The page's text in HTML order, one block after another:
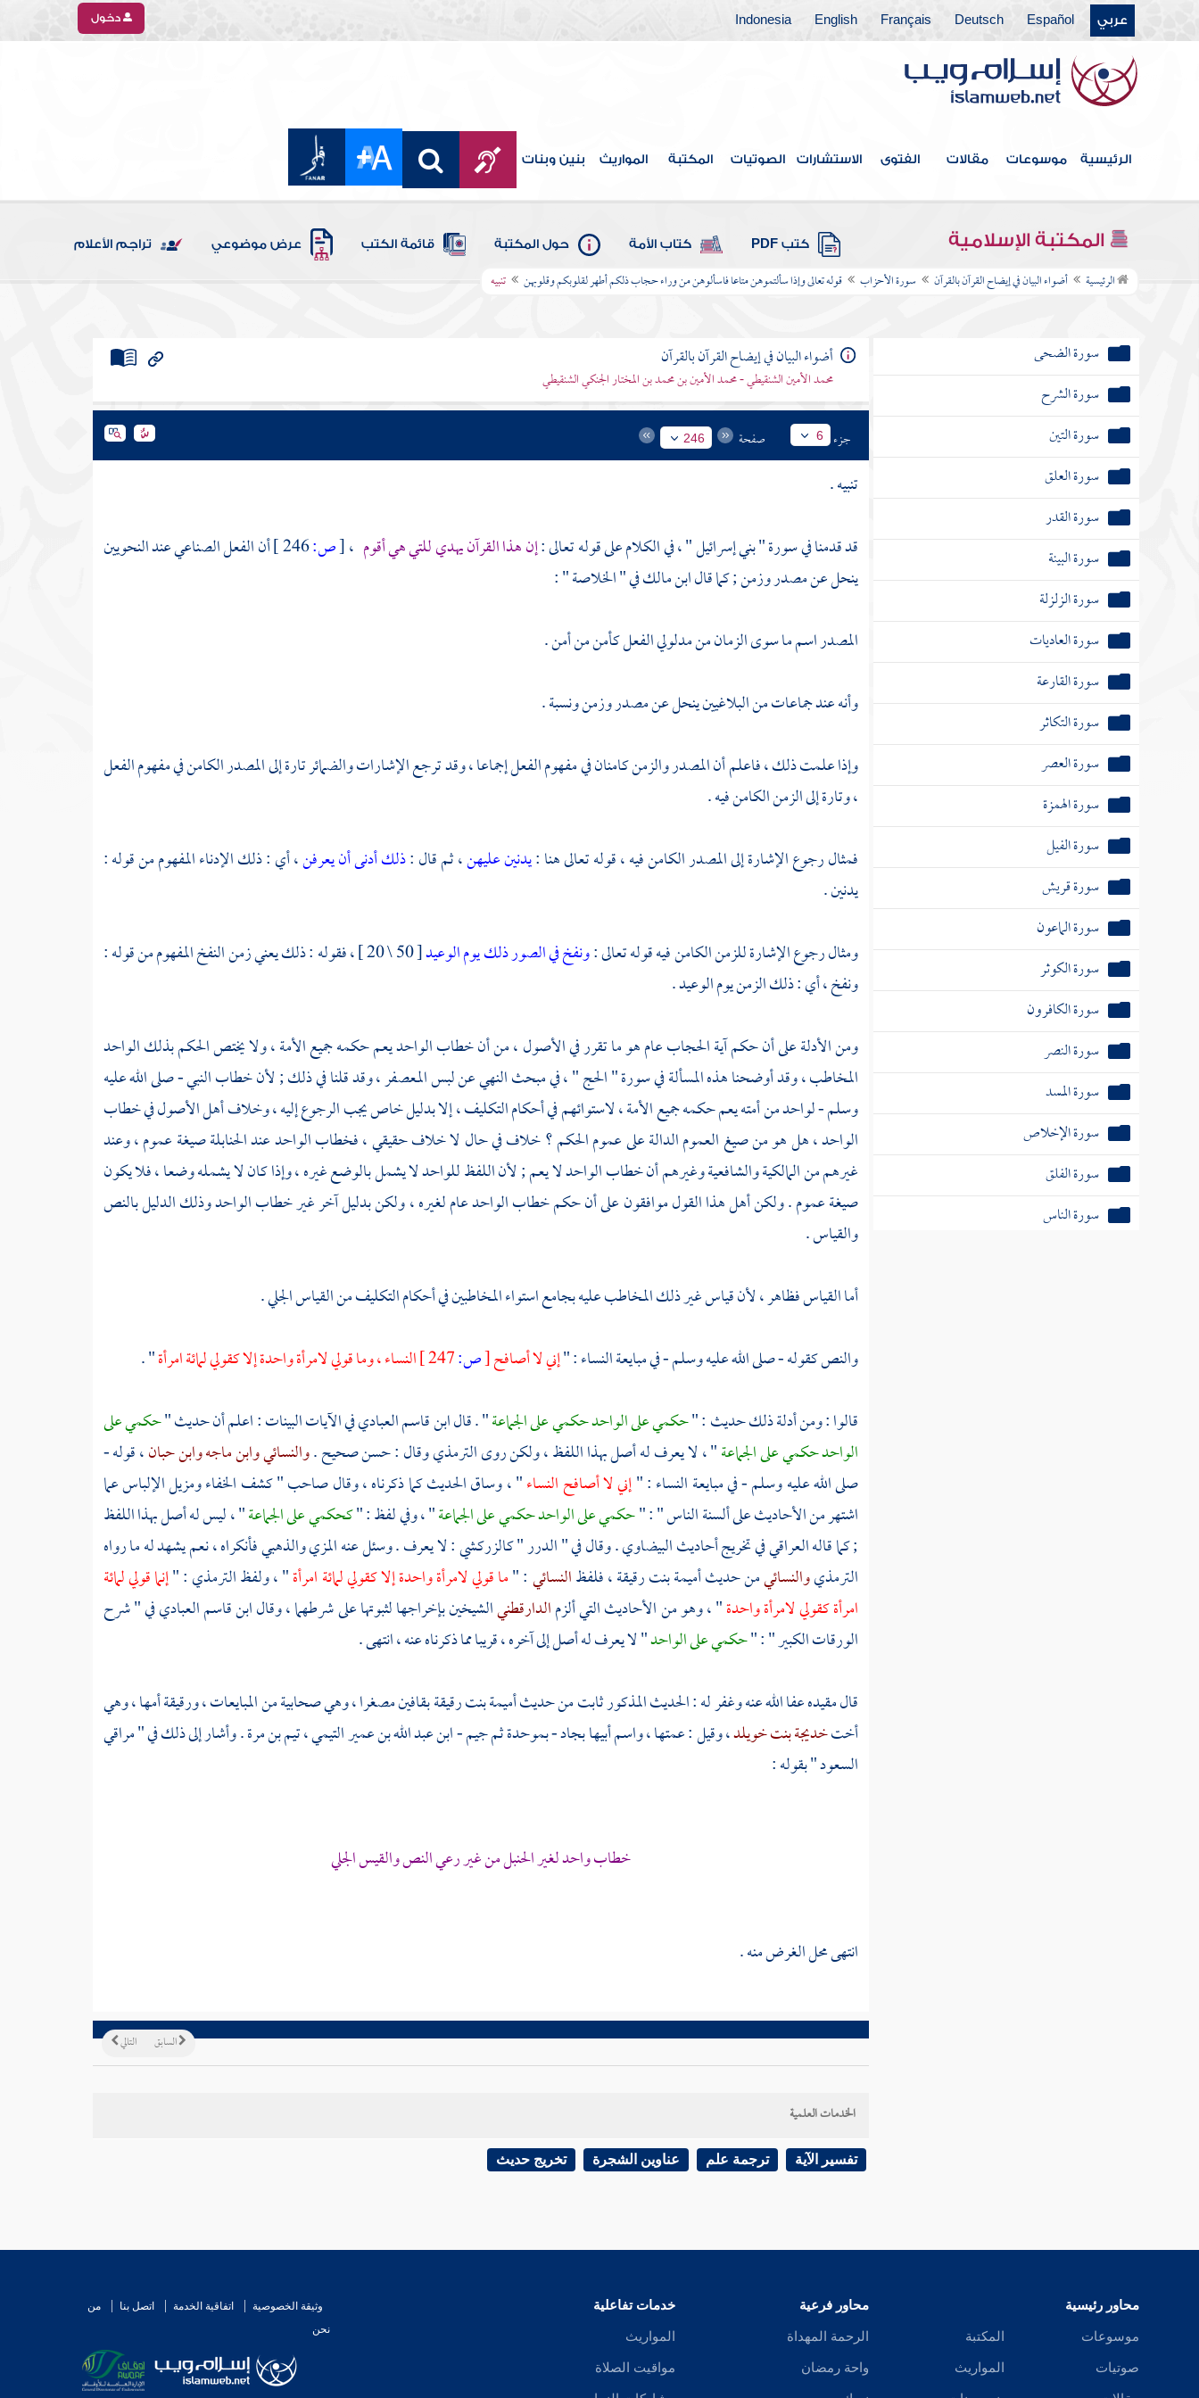
عربي Español
Deutsch
Français
English
Indonesia دخول
الرئيسية موسوعات مقالات الفتوى الاستشارات الصوتيات المكتبة المواريث بنين وبنات
المكتبة الإسلامية كتب PDF كتاب الأمة حول المكتبة قائمة الكتب عرض موضوعي تراجم الأعلام
الرئيسية أضواء البيان في إيضاح القرآن بالقرآن سورة الأحزاب قوله تعالى وإذا سألتموهن متاعا فاسألوهن من وراء حجاب ذلكم أطهر لقلوبكم وقلوبهن تنبيه
سورة البروج
سورة الطارق
سورة الأعلى
سورة الغاشية
سورة البلد
سورة الشمس
سورة الضحى
سورة الشرح
سورة التين
سورة العلق
سورة القدر
سورة البينة
سورة الزلزلة
سورة العاديات
سورة القارعة
سورة التكاثر
سورة العصر
سورة الهمزة
سورة الفيل
سورة قريش
سورة الماعون
سورة الكوثر
سورة الكافرون
سورة النصر
سورة المسد
سورة الإخلاص
سورة الفلق
سورة الناس
أضواء البيان في إيضاح القرآن بالقرآن
محمد الأمين الشنقيطي - محمد الأمين بن محمد بن المختار الجنكي الشنقيطي
جزء 6 صفحة 246
تنبيه .
قد قدمنا في سورة " بني إسرائيل " ، في الكلام على قوله تعالى :إن هذا القرآن يهدي للتي هي أقوم ،[ص:246 ]
أن الفعل الصناعي عند النحويين
ينحل عن مصدر وزمن ; كما قالابن مالكفي " الخلاصة " :
المصدر اسم ما سوى الزمان من مدلولي الفعل كأمن من أمن .
وأنه عند جماعات من البلاغيين ينحل عن مصدر وزمن ونسبة .
وإذا علمت ذلك ، فاعلم أن المصدر والزمن كامنان في مفهوم الفعل إجماعا ، وقد ترجع الإشارات والضمائر تارة إلى المصدر الكامن في مفهوم الفعل
، وتارة إلى الزمن الكامن فيه .
فمثال رجوع الإشارة إلى المصدر الكامن فيه ، قوله تعالى هنا :يدنين عليهن، ثم قال :ذلك أدنى أن يعرفن، أي : ذلك الإدناء المفهوم من قوله :
يدنين .
ومثال رجوع الإشارة للزمن الكامن فيه قوله تعالى :ونفخ في الصور ذلك يوم الوعيد
[ 50 \ 20 ] ، فقوله : ذلك يعني زمن النفخ المفهوم من قوله :
ونفخ ، أي : ذلك الزمن يوم الوعيد .
ومن الأدلة على أن حكم آية الحجاب عام هو ما تقرر في الأصول ، من أن خطاب الواحد يعم حكمه جميع الأمة ، ولا يختص الحكم بذلك الواحد
المخاطب ، وقد أوضحنا هذه المسألة في سورة " الحج " ، في مبحث النهي عن لبس المعصفر ، وقد قلنا في ذلك ; لأن خطاب النبي - صلى الله عليه
وسلم - لواحد من أمته يعم حكمه جميع الأمة ، لاستوائهم في أحكام التكليف ، إلا بدليل خاص يجب الرجوع إليه ، وخلاف أهل الأصول في خطاب
الواحد ، هل هو من صيغ العموم الدالة على عموم الحكم ؟ خلاف في حال لا خلاف حقيقي ، فخطاب الواحد عند الحنابلة صيغة عموم ، وعند
غيرهم من المالكية والشافعية وغيرهم أن خطاب الواحد لا يعم ; لأن اللفظ للواحد لا يشمل بالوضع غيره ، وإذا كان لا يشمله وضعا ، فلا يكون
صيغة عموم . ولكن أهل هذا القول موافقون على أن حكم خطاب الواحد عام لغيره ، ولكن بدليل آخر غير خطاب الواحد وذلك الدليل بالنص
والقياس .
أما القياس فظاهر ، لأن قياس غير ذلك المخاطب عليه بجامع استواء المخاطبين في أحكام التكليف من القياس الجلي .
والنص كقوله - صلى الله عليه وسلم - في مبايعة النساء : "إني لا أصافح[ص: النساء ، وما قولي لامرأة واحدة إلا كقولي لمائة امرأة" .
قالوا : ومن أدلة ذلك حديث : "حكمي على الواحد حكمي على الجماعة" . قالابن قاسم العباديفي الآيات البينات : اعلم أن حديث "حكمي على
الواحد حكمي على الجماعة" ، لا يعرف له أصل بهذا اللفظ ، ولكن روىالترمذيوقال : حسن صحيح .والنسائيوابن ماجهوابن حبان، قوله -
صلى الله عليه وسلم - في مبايعة النساء : "إني لا أصافح النساء" ، وساق الحديث كما ذكرناه ، وقال صاحب " كشف الخفاء ومزيل الإلباس عما
اشتهر من الأحاديث على ألسنة الناس " : "حكمي على الواحد حكمي على الجماعة" ، وفي لفظ : "كحكمي على الجماعة" ، ليس له أصل بهذا اللفظ
; كما قالهالعراقيفي تخريج أحاديثالبيضاوي. وقال في " الدرر "كالزركشي: لا يعرف . وسئل عنهالمزيوالذهبيفأنكراه ، نعم يشهد له ما رواه
الترمذيوالنسائيمن حديثأميمة بنت رقيقة، فلفظالنسائي: "ما قولي لامرأة واحدة إلا كقولي لمائة امرأة" ، ولفظالترمذي: "إنما قولي لمائة
امرأة كقولي لامرأة واحدة" ، وهو من الأحاديث التي ألزمالدارقطنيالشيخين بإخراجها لثبوتها على شرطهما ، وقالابن قاسم العباديفي " شرح
الورقات الكبير " : "حكمي على الواحد" لا يعرف له أصل إلى آخره ، قريبا مما ذكرناه عنه ، انتهى .
قال مقيده عفا الله عنه وغفر له : الحديث المذكور ثابت من حديثأميمة بنت رقيقةبقافين مصغرا ، وهي صحابية من المبايعات ، ورقيقة أمها ، وهي
أختخديجة بنت خويلد، وقيل : عمتها ، واسم أبيهابجاد - بموحدة ثم جيم - ابن عبد الله بن عمير التيمي ، تيم بن مرة. وأشار إلى ذلك في " مراقي
السعود " بقوله :
خطاب واحد لغير الحنبل من غير رعي النص والقيس الجلي
انتهى محل الغرض منه .
التالي السابق
الخدمات العلمية
تفسير الآية ترجمة علم عناوين الشجرة تخريج حديث
محاور رئيسية
موسوعات
صوتيات
المكتبة
المواريث
محاور فرعية
الرحمة المهداة
واحة رمضان
خدمات تفاعلية
المواريث
مواقيت الصلاة
وثيقة الخصوصية اتفاقية الخدمة اتصل بنا
من
نحن